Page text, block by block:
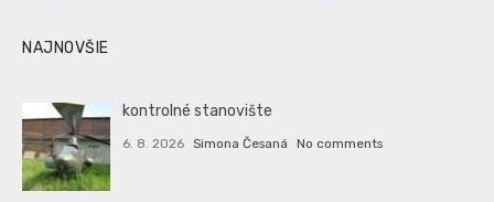
NAJNOVŠIE
kontrolné stanovište
6. 8. 2026 Simona Česaná No comments